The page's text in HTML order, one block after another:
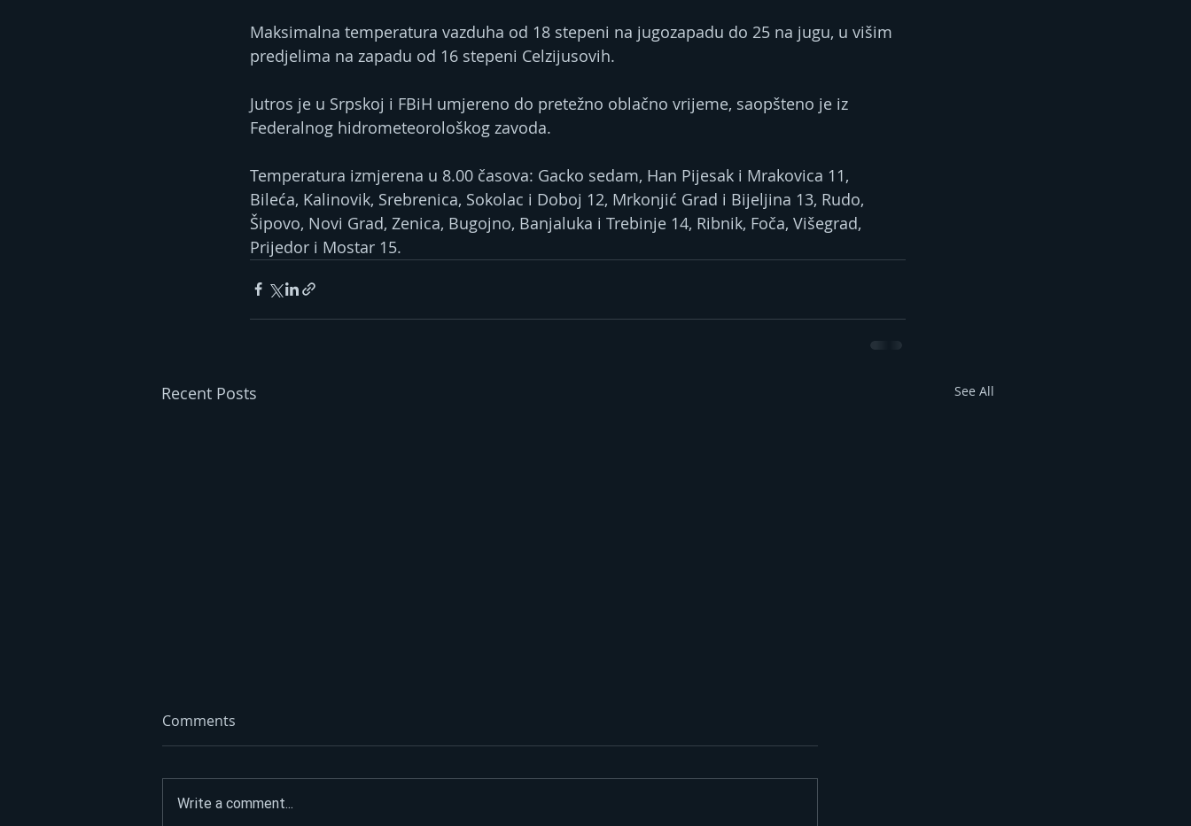
Maksimalna temperatura vazduha od 18 stepeni na jugozapadu do 25 na jugu, u višim
predjelima na zapadu od 16 stepeni Celzijusovih.
Jutros je u Srpskoj i FBiH umjereno do pretežno oblačno vrijeme, saopšteno je iz
Federalnog hidrometeorološkog zavoda.
Temperatura izmjerena u 8.00 časova: Gacko sedam, Han Pijesak i Mrakovica 11,
Bileća, Kalinovik, Srebrenica, Sokolac i Doboj 12, Mrkonjić Grad i Bijeljina 13, Rudo,
Šipovo, Novi Grad, Zenica, Bugojno, Banjaluka i Trebinje 14, Ribnik, Foča, Višegrad,
Prijedor i Mostar 15.
Recent Posts See All
Comments
Write a comment...